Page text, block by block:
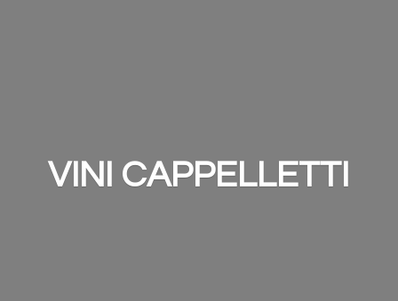
VINI CAPPELLETTI